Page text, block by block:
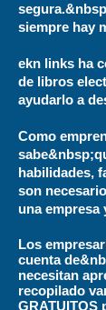
siempre hay
ekn links ha
de libros
ayudarlo a
Como
habilidades,
son
una empresa
Los
cuenta
necesitan
recopilado
GRATUITOS